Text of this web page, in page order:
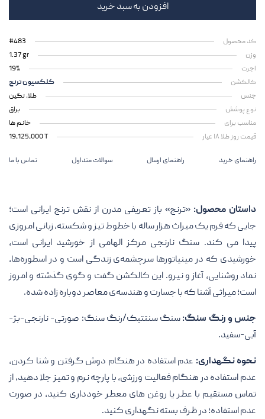
افزودن به سبد خرید
کد محصول
#483
وزن
1.37 gr
اجرت
19%
کالکشن
کلکسیون ترنج
جنس
طلا، نگین
نوع پوشش
براق
مناسب برای
خانم ها
قیمت روز طلا ۱۸ عیار
19,125,000 T
راهنمای خرید راهنمای ارسال سوالات متداول تماس با ما
داستان محصول: «ترنج» باز تعریفی مدرن از نقش ترنج ایرانی است؛
جایی که فرم یک میراث هزار ساله با خطوط تیز و شکسته، زبانی امروزی
پیدا می کند. سنگ نارنجی مرکز الهامی از خورشید ایرانی است،
خورشیدی که در مینیاتورها سرچشمه‌ی زندگی است و در اسطوره‌ها،
نماد روشنایی، آغاز و نیرو. این کالکشن گفت و گوی گذشته و امروز
است؛ میراثی آشنا که با جسارت و هندسه‌ی معاصر دوباره زاده شده.
جنس و رنگ سنگ:سنگ سنتتیک/رنگ سنگ: صورتی- نارنجی-بژ-
آبی-سفید.
نحوه نگهداری: عدم استفاده در هنگام دوش گرفتن و شنا کردن،
عدم استفاده در هنگام فعالیت ورزشی، با پارچه نرم و تمیز جلا دهید، از
تماس مستقیم با عطر یا روغن های معطر خودداری کنید، در صورت
عدم استفاده؛ در ظرف بسته نگهداری کنید.